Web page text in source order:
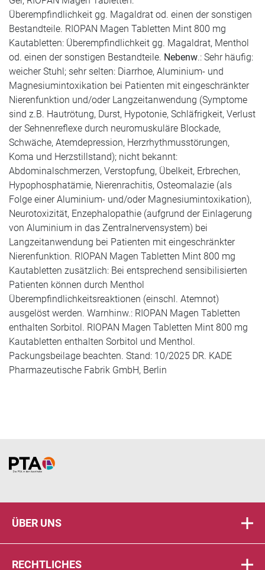
Überempfindlichkeit gg. Magaldrat od. einen der sonstigen
Bestandteile. RIOPAN Magen Tabletten Mint 800 mg
Kautabletten: Überempfindlichkeit gg. Magaldrat, Menthol
od. einen der sonstigen Bestandteile. Nebenw.: Sehr häufig:
weicher Stuhl; sehr selten: Diarrhoe, Aluminium- und
Magnesiumintoxikation bei Patienten mit eingeschränkter
Nierenfunktion und/oder Langzeitanwendung (Symptome
sind z.B. Hautrötung, Durst, Hypotonie, Schläfrigkeit, Verlust
der Sehnenreflexe durch neuromuskuläre Blockade,
Schwäche, Atemdepression, Herzrhythmusstörungen,
Koma und Herzstillstand); nicht bekannt:
Abdominalschmerzen, Verstopfung, Übelkeit, Erbrechen,
Hypophosphatämie, Nierenrachitis, Osteomalazie (als
Folge einer Aluminium- und/oder Magnesiumintoxikation),
Neurotoxizität, Enzephalopathie (aufgrund der Einlagerung
von Aluminium in das Zentralnervensystem) bei
Langzeitanwendung bei Patienten mit eingeschränkter
Nierenfunktion. RIOPAN Magen Tabletten Mint 800 mg
Kautabletten zusätzlich: Bei entsprechend sensibilisierten
Patienten können durch Menthol
Überempfindlichkeitsreaktionen (einschl. Atemnot)
ausgelöst werden. Warnhinw.: RIOPAN Magen Tabletten
enthalten Sorbitol. RIOPAN Magen Tabletten Mint 800 mg
Kautabletten enthalten Sorbitol und Menthol.
Packungsbeilage beachten. Stand: 10/2025 DR. KADE
Pharmazeutische Fabrik GmbH, Berlin
Home
ÜBER UNS
RECHTLICHES